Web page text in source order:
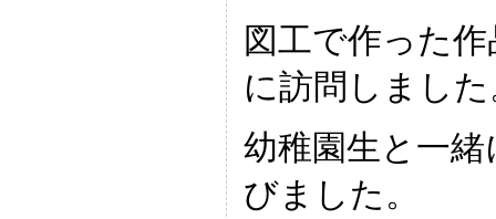
図工で作った
に訪問しまし
幼稚園生と一
びました。